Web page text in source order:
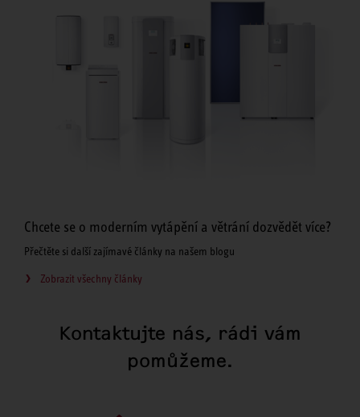
Chcete se o moderním vytápění a větrání dozvědět více?
Přečtěte si další zajímavé články na našem blogu
Zobrazit všechny články
Kontaktujte nás, rádi vám
pomůžeme.